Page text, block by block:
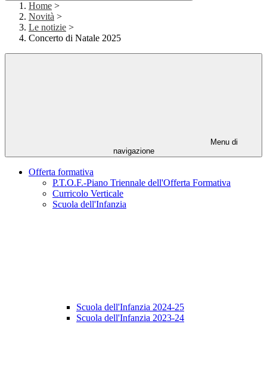
Home >
Novità >
Le notizie >
Concerto di Natale 2025
Menu di
navigazione
Offerta formativa
P.T.O.F.-Piano Triennale dell'Offerta Formativa
Curricolo Verticale
Scuola dell'Infanzia
Scuola dell'Infanzia 2024-25
Scuola dell'Infanzia 2023-24